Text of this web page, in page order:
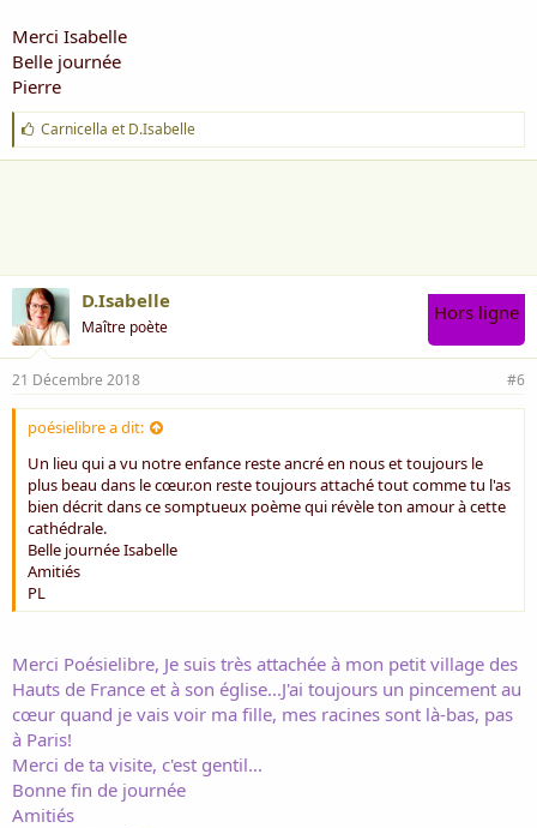
Merci Isabelle
Belle journée
Pierre
J
'
a
Carnicella et D.Isabelle
D.Isabelle
Maître poète
Hors ligne
21 Décembre 2018 #6
poésielibre a dit:
Un lieu qui a vu notre enfance reste ancré en nous et toujours le
plus beau dans le cœur.on reste toujours attaché tout comme tu l'as
bien décrit dans ce somptueux poème qui révèle ton amour à cette
cathédrale.
Belle journée Isabelle
Amitiés
PL
Merci Poésielibre, Je suis très attachée à mon petit village des
Hauts de France et à son église...J'ai toujours un pincement au
cœur quand je vais voir ma fille, mes racines sont là-bas, pas
à Paris!
Merci de ta visite, c'est gentil...
Bonne fin de journée
Amitiés